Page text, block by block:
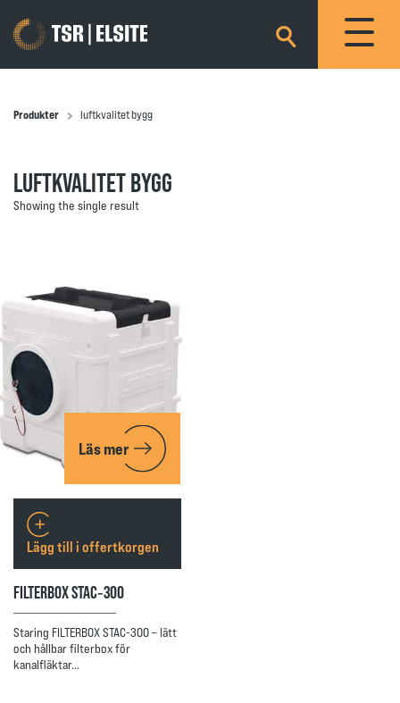
×
Produkter luftkvalitet bygg
LUFTKVALITET BYGG
Showing the single result
Läs mer
FILTERBOX STAC‑300
Staring FILTERBOX STAC-300 – lätt
och hållbar filterbox för
kanalfläktar…
Lägg till i offertkorgen